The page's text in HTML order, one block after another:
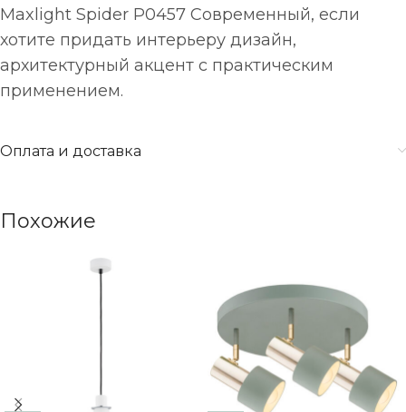
Maxlight Spider P0457 Современный, если
хотите придать интерьеру дизайн,
архитектурный акцент с практическим
применением.
Оплата и доставка
Похожие